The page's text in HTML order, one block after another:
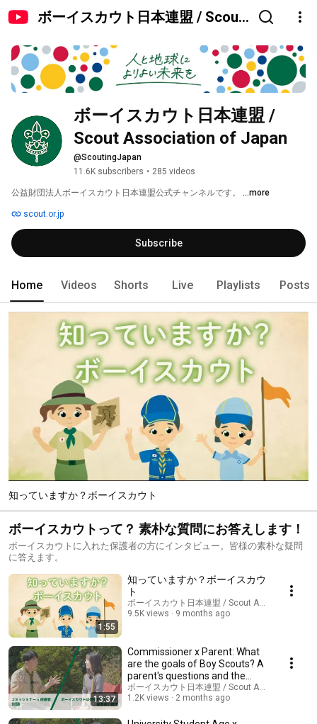
ボーイスカウト日本連盟 / Scout
ボーイスカウト日本連盟 /
Scout Association of Japan
@ScoutingJapan
11.6K subscribers • 285 videos
公益財団法人ボーイスカウト日本連盟公式チャンネルです。 ...more
scout.or.jp
Subscribe
Home Videos Shorts Live Playlists Posts
知っていますか？ボーイスカウト
ボーイスカウトって？ 素朴な質問にお答えします！
ボーイスカウトに入れた保護者の方にインタビュー。皆様の素朴な疑問
に答えます。
1:55
知っていますか？ボーイスカウ
ト
ボーイスカウト日本連盟 / Scout Association of
9.5K views
9 months ago
13:37
Commissioner x Parent: What
are the goals of Boy Scouts? A
parent's questions and the
mission of ...
ボーイスカウト日本連盟 / Scout Association of
1.2K views
2 months ago